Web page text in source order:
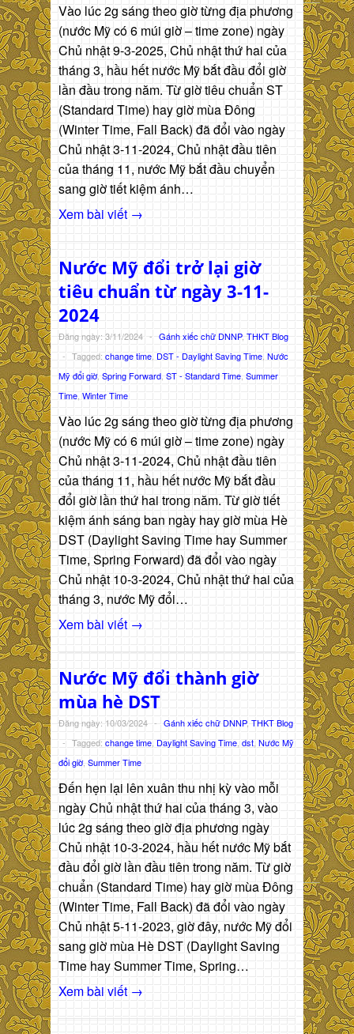
Vào lúc 2g sáng theo giờ từng địa phương
(nước Mỹ có 6 múi giờ – time zone) ngày
Chủ nhật 9-3-2025, Chủ nhật thứ hai của
tháng 3, hầu hết nước Mỹ bắt đầu đổi giờ
lần đầu trong năm. Từ giờ tiêu chuẩn ST
(Standard Time) hay giờ mùa Đông
(Winter Time, Fall Back) đã đổi vào ngày
Chủ nhật 3-11-2024, Chủ nhật đầu tiên
của tháng 11, nước Mỹ bắt đầu chuyển
sang giờ tiết kiệm ánh…
Xem bài viết →
Nước Mỹ đổi trở lại giờ
tiêu chuẩn từ ngày 3-11-
2024
Đăng ngày: 3/11/2024 - Gánh xiếc chữ DNNP, THKT Blog
- Tagged: change time, DST - Daylight Saving Time, Nước
Mỹ đổi giờ, Spring Forward ST - Standard Time Summer
Time Winter Time
Vào lúc 2g sáng theo giờ từng địa phương
(nước Mỹ có 6 múi giờ – time zone) ngày
Chủ nhật 3-11-2024, Chủ nhật đầu tiên
của tháng 11, hầu hết nước Mỹ bắt đầu
đổi giờ lần thứ hai trong năm. Từ giờ tiết
kiệm ánh sáng ban ngày hay giờ mùa Hè
DST (Daylight Saving Time hay Summer
Time, Spring Forward) đã đổi vào ngày
Chủ nhật 10-3-2024, Chủ nhật thứ hai của
tháng 3, nước Mỹ đổi…
Xem bài viết →
Nước Mỹ đổi thành giờ
mùa hè DST
Đăng ngày: 10/03/2024 - Gánh xiếc chữ DNNP, THKT Blog
- Tagged: change time, Daylight Saving Time dst Nước Mỹ
đổi giờ, Summer Time
Đến hẹn lại lên xuân thu nhị kỳ vào mỗi
ngày Chủ nhật thứ hai của tháng 3, vào
lúc 2g sáng theo giờ địa phương ngày
Chủ nhật 10-3-2024, hầu hết nước Mỹ bắt
đầu đổi giờ lần đầu tiên trong năm. Từ giờ
chuẩn (Standard Time) hay giờ mùa Đông
(Winter Time, Fall Back) đã đổi vào ngày
Chủ nhật 5-11-2023, giờ đây, nước Mỹ đổi
sang giờ mùa Hè DST (Daylight Saving
Time hay Summer Time, Spring…
Xem bài viết →